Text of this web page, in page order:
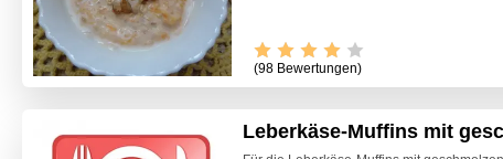
(98 Bewertungen)
Leberkäse-Muffins mit